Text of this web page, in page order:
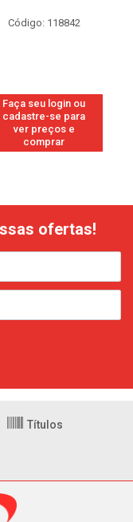
Código: 118842
Faça seu login ou
cadastre-se para
ver preços e
comprar
ofertas!
Títulos